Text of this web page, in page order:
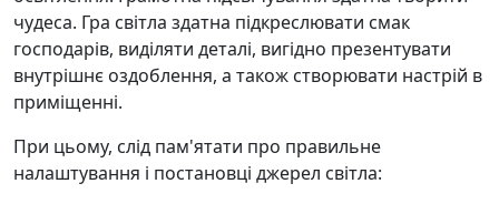
чудеса. Гра світла здатна підкреслювати смак
господарів, виділяти деталі, вигідно презентувати
внутрішнє оздоблення, а також створювати настрій в
приміщенні.
При цьому, слід пам'ятати про правильне
налаштування і постановці джерел світла: